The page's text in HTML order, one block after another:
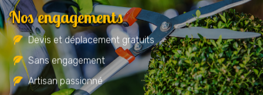
Nos engagements
Devis et déplacement gratuits
Sans engagement
Artisan passionné